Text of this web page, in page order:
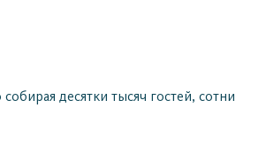
десятки тысяч гостей, сотни